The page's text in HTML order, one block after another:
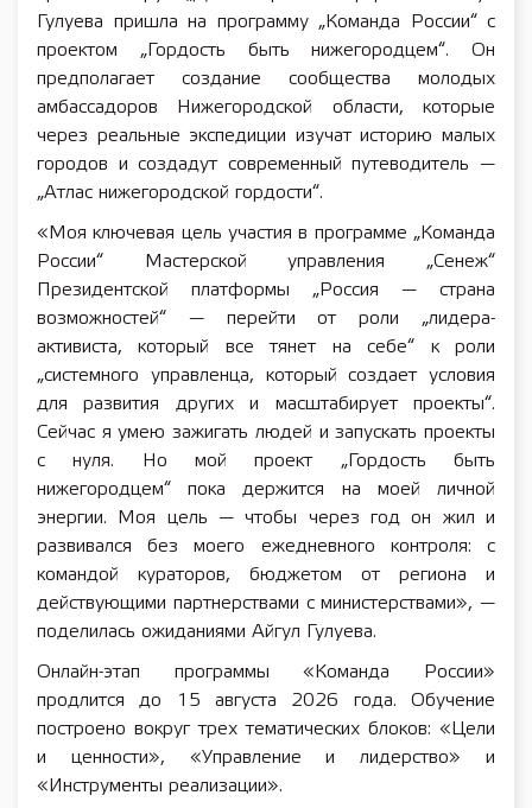
Гулуева пришла на программу „Команда России“ с
проектом „Гордость быть нижегородцем“. Он
предполагает создание сообщества молодых
амбассадоров Нижегородской области, которые
через реальные экспедиции изучат историю малых
городов и создадут современный путеводитель —
„Атлас нижегородской гордости“.
«Моя ключевая цель участия в программе „Команда
России“ Мастерской управления „Сенеж“
Президентской платформы „Россия — страна
возможностей“ — перейти от роли „лидера-
активиста, который все тянет на себе“ к роли
„системного управленца, который создает условия
для развития других и масштабирует проекты“.
Сейчас я умею зажигать людей и запускать проекты
с нуля. Но мой проект „Гордость быть
нижегородцем“ пока держится на моей личной
энергии. Моя цель — чтобы через год он жил и
развивался без моего ежедневного контроля: с
командой кураторов, бюджетом от региона и
действующими партнерствами с министерствами», —
поделилась ожиданиями Айгул Гулуева.
Онлайн-этап программы «Команда России»
продлится до 15 августа 2026 года. Обучение
построено вокруг трех тематических блоков: «Цели
и ценности», «Управление и лидерство» и
«Инструменты реализации».